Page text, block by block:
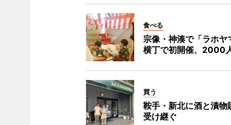
食べる
宗像・神湊で「ラホヤ
横丁で初開催、2000
買う
鞍手・新北に酒と漬物
受け継ぐ